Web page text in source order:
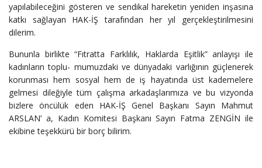
yapılabileceğini gösteren ve sendikal hareketin yeniden inşasına
kat­kı sağlayan HAK-İŞ tarafından her yıl gerçekleştirilmesini
dilerim.
Bununla birlikte “Fıtratta Farklılık, Haklarda Eşitlik” anlayışı ile
kadınların toplu- mumuzdaki ve dünyadaki varlığının güçlenerek
korunması hem sosyal hem de iş hayatında üst kademelere
gelmesi dileğiyle tüm çalışma arkadaşlarımıza ve bu vizyonda
bizlere öncülük eden HAK-İŞ Genel Başkanı Sayın Mahmut
ARSLAN’ a, Kadın Komitesi Başkanı Sayın Fatma ZENGİN ile
ekibine teşekkürü bir borç bilirim.